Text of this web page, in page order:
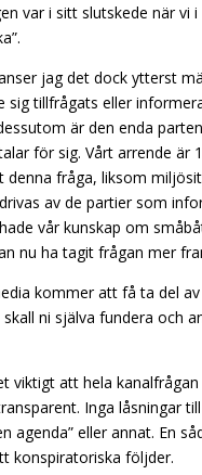
var i sitt slutskede när vi i
jag det dock ytterst
sig tillfrågats eller
är den enda
för sig. Vårt arrende är
denna fråga, liksom
av de partier som
vår kunskap om
nu ha tagit frågan mer
kommer att få ta del
ni själva fundera och
viktigt att hela kanalfrågan
Inga låsningar
agenda” eller annat. En
konspiratoriska följder.